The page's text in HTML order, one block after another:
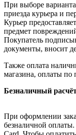
При выборе
приезда курьера и
Курьер
предмет
Покупатель
документы, вносит
Также оплата
магазина, оплаты по
Безналичный
При оформлении
безналичной